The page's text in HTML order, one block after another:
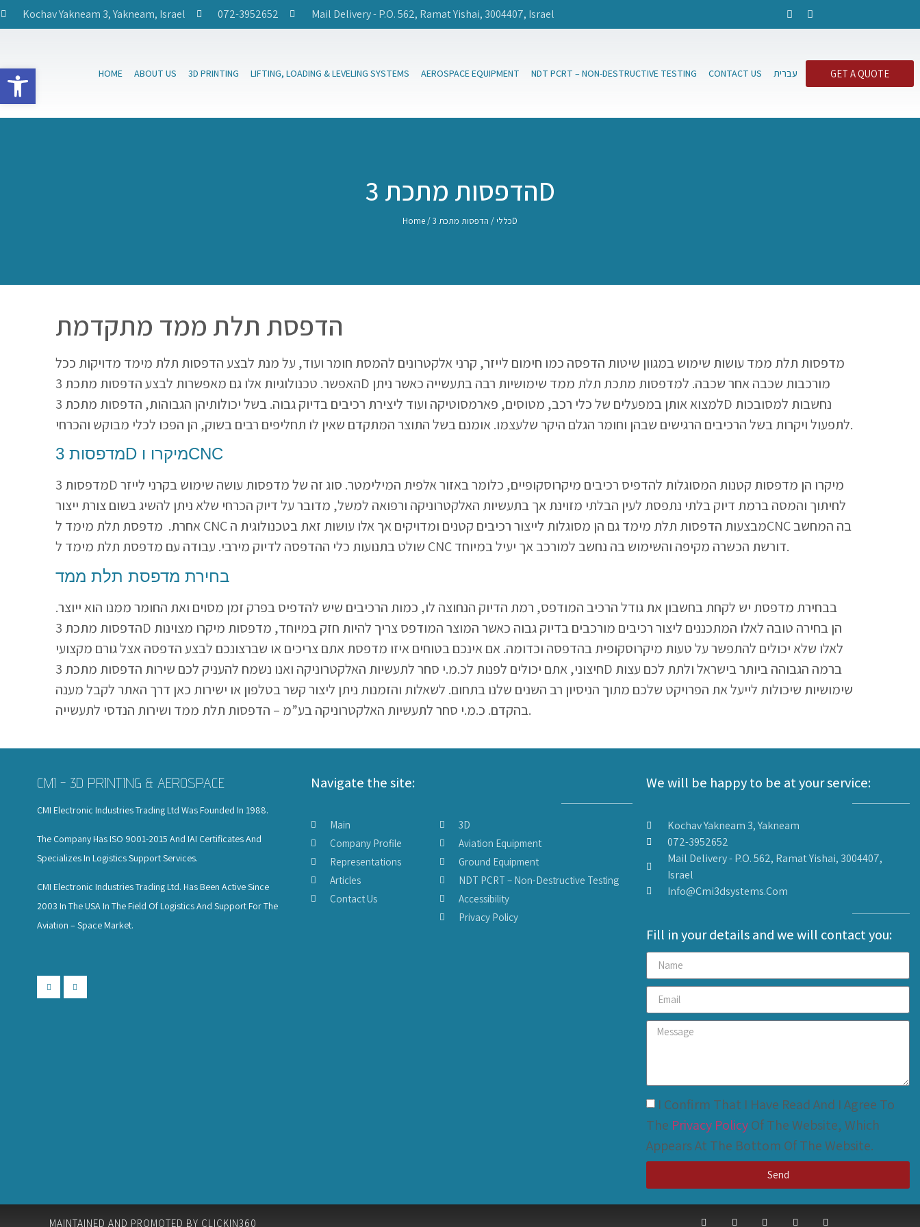
Kochav Yakneam 3, Yakneam, Israel 072-3952652 Mail Delivery - P.O. 562, Ramat Yishai, 3004407, Israel
HOME ABOUT US 3D PRINTING LIFTING, LOADING & LEVELING SYSTEMS AEROSPACE EQUIPMENT NDT PCRT – NON-DESTRUCTIVE TESTING CONTACT US עברית GET A QUOTE
הדפסות מתכת 3D
Home/ כללי/ הדפסות מתכת 3D
הדפסת תלת ממד מתקדמת
מדפסות תלת ממד עושות שימוש במגוון שיטות הדפסה כמו חימום לייזר, קרני אלקטרונים להמסת חומר ועוד, על מנת לבצע הדפסות תלת מימד מדויקות ככל
האפשר. טכנולוגיות אלו גם מאפשרות לבצע הדפסות מתכת 3D מורכבות שכבה אחר שכבה. למדפסות מתכת תלת ממד שימושיות רבה בתעשייה כאשר ניתן
למצוא אותן במפעלים של כלי רכב, מטוסים, פארמסוטיקה ועוד ליצירת רכיבים בדיוק גבוה. בשל יכולותיהן הגבוהות, הדפסות מתכת 3D נחשבות למסובכות
לתפעול ויקרות בשל הרכיבים הרגישים שבהן וחומר הגלם היקר שלעצמו. אומנם בשל התוצר המתקדם שאין לו תחליפים רבים בשוק, הן הפכו לכלי מבוקש והכרחי.
מדפסות 3D מיקרו וCNC
מדפסות 3D מיקרו הן מדפסות קטנות המסוגלות להדפיס רכיבים מיקרוסקופיים, כלומר באזור אלפית המילימטר. סוג זה של מדפסות עושה שימוש בקרני לייזר
לחיתוך והמסה ברמת דיוק בלתי נתפסת לעין הבלתי מזוינת אך בתעשיות האלקטרוניקה ורפואה למשל, מדובר על דיוק הכרחי שלא ניתן להשיג בשום צורת ייצור
אחרת. מדפסת תלת מימד ל CNC מבצעות הדפסות תלת מימד גם הן מסוגלות לייצור רכיבים קטנים ומדויקים אך אלו עושות זאת בטכנולוגית הCNC בה המחשב
שולט בתנועות כלי ההדפסה לדיוק מירבי. עבודה עם מדפסת תלת מימד ל CNC דורשת הכשרה מקיפה והשימוש בה נחשב למורכב אך יעיל במיוחד.
בחירת מדפסת תלת ממד
בבחירת מדפסת יש לקחת בחשבון את גודל הרכיב המודפס, רמת הדיוק הנחוצה לו, כמות הרכיבים שיש להדפיס בפרק זמן מסוים ואת החומר ממנו הוא ייוצר.
הדפסות מתכת 3D הן בחירה טובה לאלו המתכננים ליצור רכיבים מורכבים בדיוק גבוה כאשר המוצר המודפס צריך להיות חזק במיוחד, מדפסות מיקרו מצוינות
לאלו שלא יכולים להתפשר על טעות מיקרוסקופית בהדפסה וכדומה. אם אינכם בטוחים איזו מדפסת אתם צריכים או שברצונכם לבצע הדפסה אצל גורם מקצועי
חיצוני, אתם יכולים לפנות לכ.מ.י סחר לתעשיות האלקטרוניקה ואנו נשמח להעניק לכם שירות הדפסות מתכת 3D ברמה הגבוהה ביותר בישראל ולתת לכם עצות
שימושיות שיכולות לייעל את הפרויקט שלכם מתוך הניסיון רב השנים שלנו בתחום. לשאלות והזמנות ניתן ליצור קשר בטלפון או ישירות כאן דרך האתר לקבל מענה
בהקדם. כ.מ.י סחר לתעשיות האלקטרוניקה בע”מ – הדפסות תלת ממד ושירות הנדסי לתעשייה.
CMI - 3D PRINTING & AEROSPACE
CMI Electronic Industries Trading Ltd Was Founded In 1988.
The Company Has ISO 9001-2015 And IAI Certificates And
Specializes In Logistics Support Services.
CMI Electronic Industries Trading Ltd. Has Been Active Since
2003 In The USA In The Field Of Logistics And Support For The
Aviation – Space Market.
Navigate the site:
Main
Company Profile
Representations
Articles
Contact Us
3D
Aviation Equipment
Ground Equipment
NDT PCRT – Non-Destructive Testing
Accessibility
Privacy Policy
We will be happy to be at your service:
Kochav Yakneam 3, Yakneam
072-3952652
Mail Delivery - P.O. 562, Ramat Yishai, 3004407,
Israel
Info@cmi3dsystems.com
Fill in your details and we will contact you:
I Confirm That I Have Read And I Agree To
The Privacy PolicyOf The Website, Which
Appears At The Bottom Of The Website.
Send
MAINTAINED AND PROMOTED BY CLICKIN360
Open toolbar